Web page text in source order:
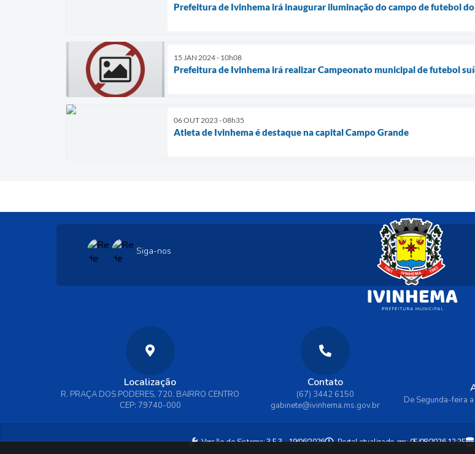
Prefeitura de Ivinhema irá inaugurar iluminação do campo de futebol
15 JAN 2024 - 10h08
Prefeitura de Ivinhema irá realizar Campeonato municipal de futebol
06 OUT 2023 - 08h35
Atleta de Ivinhema é destaque na capital Campo Grande
Siga-nos
Localização
R. PRAÇA DOS PODERES, 720. BAIRRO CENTRO
CEP: 79740-000
Contato
(67) 3442 6150
gabinete@ivinhema.ms.gov.br
De Segunda-feira
Versão do Sistema:3.5.3 - 19/06/2026 Portal atualizado em:05/08/2026 12:25